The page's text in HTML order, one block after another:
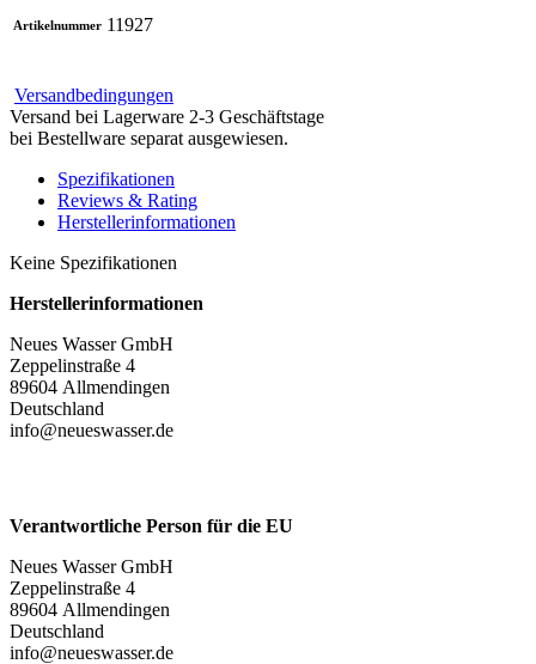
Artikelnummer 11927
Versandbedingungen
Versand bei Lagerware 2-3 Geschäftstage
bei Bestellware separat ausgewiesen.
Spezifikationen
Reviews & Rating
Herstellerinformationen
Keine Spezifikationen
Herstellerinformationen
Neues Wasser GmbH
Zeppelinstraße 4
89604 Allmendingen
Deutschland
info@neueswasser.de
Verantwortliche Person für die EU
Neues Wasser GmbH
Zeppelinstraße 4
89604 Allmendingen
Deutschland
info@neueswasser.de